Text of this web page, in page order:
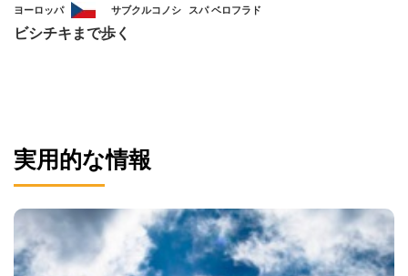
ヨーロッパ サブクルコノシ スパ ベロフラド
ビシチキまで歩く
実用的な情報